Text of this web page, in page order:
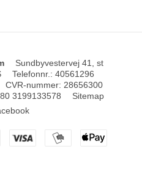
Sundbyvestervej 41, st
Telefonnr.: 40561296
CVR-nummer: 28656300
3199133578
Sitemap